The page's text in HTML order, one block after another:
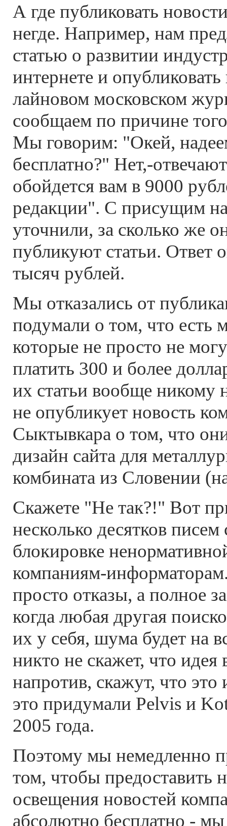
А где публиковать
негде. Например, нам
статью о развитии
интернете и
лайновом московском
сообщаем по причине
Мы говорим: "Окей,
бесплатно?" Нет,-
обойдется вам в 9000
редакции". С присущим
уточнили, за сколько же
публикуют статьи. Ответ
тысяч рублей.
Мы отказались от
подумали о том, что есть
которые не просто не
платить 300 и более
их статьи вообще
не опубликует новость
Сыктывкара о том, что
дизайн сайта для
комбината из Словении
Скажете "Не так?!" Вот
несколько десятков
блокировке
компаниям-
просто отказы, а полное
когда любая другая
их у себя, шума будет на
никто не скажет, что
напротив, скажут, что
это придумали Pelvis и
2005 года.
Поэтому мы немедленно
том, чтобы предоставить
освещения новостей
абсолютно бесплатно -